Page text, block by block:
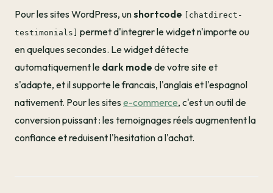
Pour les sites WordPress, unshortcode
[chatdirect-
testimonials]
permet d'integrer le widget n'importe ou
en quelques secondes. Le widget détecte
automatiquement le dark mode de votre site et
s'adapte, et il supporte le francais, l'anglais et l'espagnol
nativement. Pour les sites e-commerce, c'est un outil de
conversion puissant : les temoignages réels augmentent la
confiance et reduisent l'hesitation a l'achat.